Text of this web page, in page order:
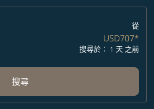
從
USD707*
搜尋於： 1 天 之前
搜尋